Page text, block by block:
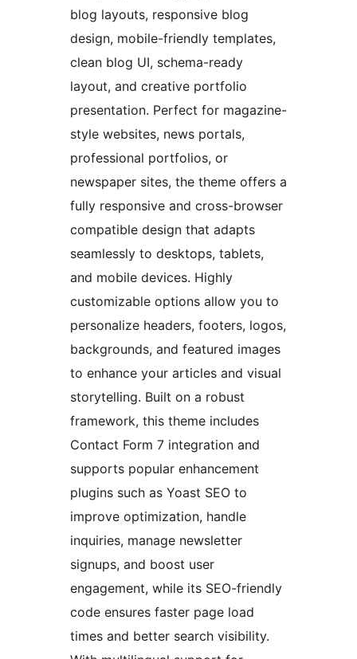
blog layouts, responsive blog
design, mobile-friendly templates,
clean blog UI, schema-ready
layout, and creative portfolio
presentation. Perfect for magazine-
style websites, news portals,
professional portfolios, or
newspaper sites, the theme offers a
fully responsive and cross-browser
compatible design that adapts
seamlessly to desktops, tablets,
and mobile devices. Highly
customizable options allow you to
personalize headers, footers, logos,
backgrounds, and featured images
to enhance your articles and visual
storytelling. Built on a robust
framework, this theme includes
Contact Form 7 integration and
supports popular enhancement
plugins such as Yoast SEO to
improve optimization, handle
inquiries, manage newsletter
signups, and boost user
engagement, while its SEO-friendly
code ensures faster page load
times and better search visibility.